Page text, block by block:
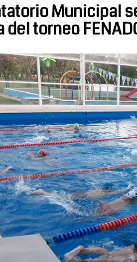
Municipal
del torneo